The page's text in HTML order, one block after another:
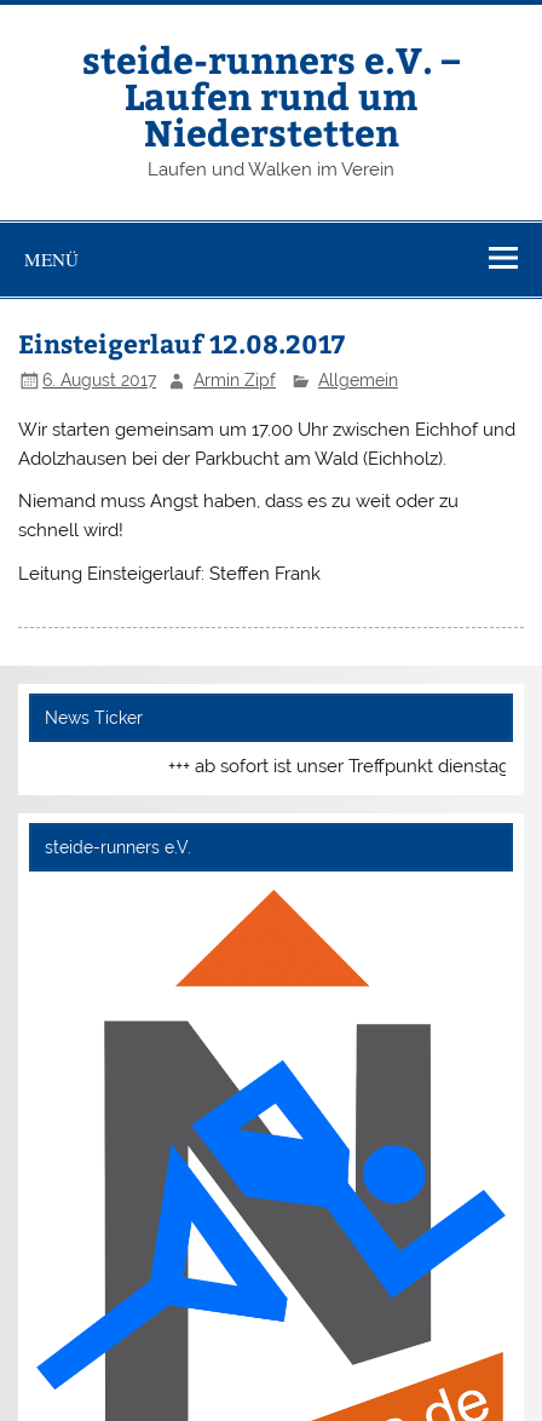
Zum
steide-runners e.V. –
Laufen rund um
Niederstetten
Laufen und Walken im Verein
MENÜ
Einsteigerlauf 12.08.2017
6. August 2017 Armin Zipf Allgemein
Wir starten gemeinsam um 17.00 Uhr zwischen Eichhof und
Adolzhausen bei der Parkbucht am Wald (Eichholz).
Niemand muss Angst haben, dass es zu weit oder zu
schnell wird!
Leitung Einsteigerlauf: Steffen Frank
News Ticker
+++ ab sofort ist unser Treffpunkt dienstags
steide-runners e.V.